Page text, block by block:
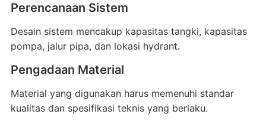
Perencanaan Sistem
Desain sistem mencakup kapasitas tangki, kapasitas
pompa, jalur pipa, dan lokasi hydrant.
Pengadaan Material
Material yang digunakan harus memenuhi standar
kualitas dan spesifikasi teknis yang berlaku.